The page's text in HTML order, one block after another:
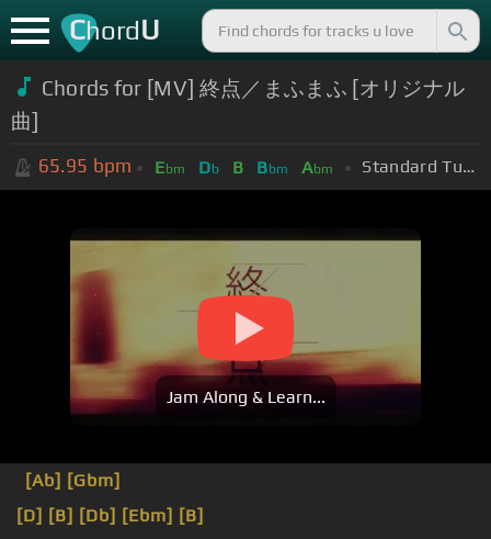
ChordU
Chords for [MV] 終点／まふまふ [オリジナル
曲]
65.95 bpm Ebm Db B Bbm Abm Standard Tuning (EADGBE)
Jam Along & Learn...
[Ab] [Gbm]
[D] [B] [Db] [Ebm] [B]